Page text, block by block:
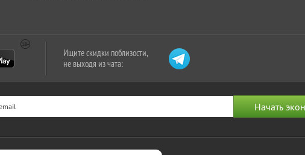
Ищите скидки поблизости,
не выходя из чата: